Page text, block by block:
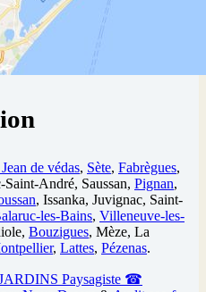
de védas, Sète, Fabrègues,
Saint-André, Saussan, Pignan,
, Issanka, Juvignac, Saint-
les-Bains, Villeneuve-les-
Bouzigues, Mèze, La
, Lattes, Pézenas.
Paysagiste ☎